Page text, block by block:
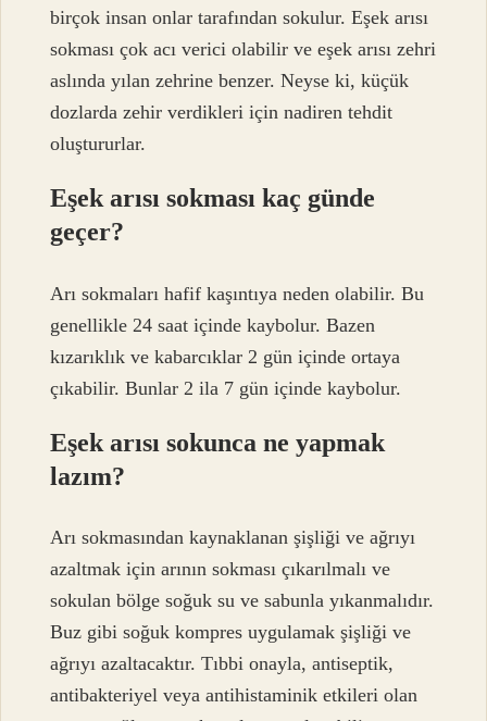
birçok insan onlar tarafından sokulur. Eşek arısı
sokması çok acı verici olabilir ve eşek arısı zehri
aslında yılan zehrine benzer. Neyse ki, küçük
dozlarda zehir verdikleri için nadiren tehdit
oluştururlar.
Eşek arısı sokması kaç günde
geçer?
Arı sokmaları hafif kaşıntıya neden olabilir. Bu
genellikle 24 saat içinde kaybolur. Bazen
kızarıklık ve kabarcıklar 2 gün içinde ortaya
çıkabilir. Bunlar 2 ila 7 gün içinde kaybolur.
Eşek arısı sokunca ne yapmak
lazım?
Arı sokmasından kaynaklanan şişliği ve ağrıyı
azaltmak için arının sokması çıkarılmalı ve
sokulan bölge soğuk su ve sabunla yıkanmalıdır.
Buz gibi soğuk kompres uygulamak şişliği ve
ağrıyı azaltacaktır. Tıbbi onayla, antiseptik,
antibakteriyel veya antihistaminik etkileri olan